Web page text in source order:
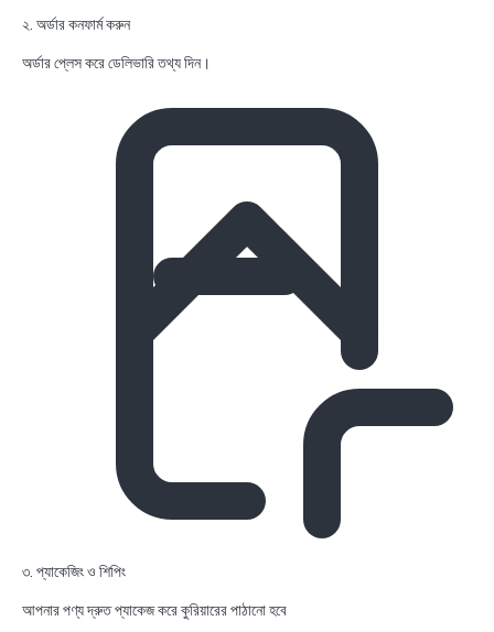
২. অর্ডার কনফার্ম করুন
অর্ডার প্লেস করে ডেলিভারি তথ্য দিন।
৩. প্যাকেজিং ও শিপিং
আপনার পণ্য দ্রুত প্যাকেজ করে কুরিয়ারের পাঠানো হবে